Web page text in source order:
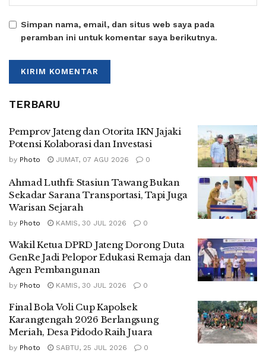
Simpan nama, email, dan situs web saya pada
peramban ini untuk komentar saya berikutnya.
TERBARU
Pemprov Jateng dan Otorita IKN Jajaki
Potensi Kolaborasi dan Investasi
by Photo JUMAT, 07 AGU 2026 0
Ahmad Luthfi: Stasiun Tawang Bukan
Sekadar Sarana Transportasi, Tapi Juga
Warisan Sejarah
by Photo KAMIS, 30 JUL 2026 0
Wakil Ketua DPRD Jateng Dorong Duta
GenRe Jadi Pelopor Edukasi Remaja dan
Agen Pembangunan
by Photo KAMIS, 30 JUL 2026 0
Final Bola Voli Cup Kapolsek
Karangtengah 2026 Berlangsung
Meriah, Desa Pidodo Raih Juara
by Photo SABTU, 25 JUL 2026 0